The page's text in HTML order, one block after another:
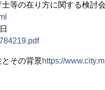
の在り方に関する検討
その背景https://